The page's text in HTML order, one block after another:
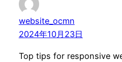
website_ocmn
2024年10月23日
Top tips for responsive